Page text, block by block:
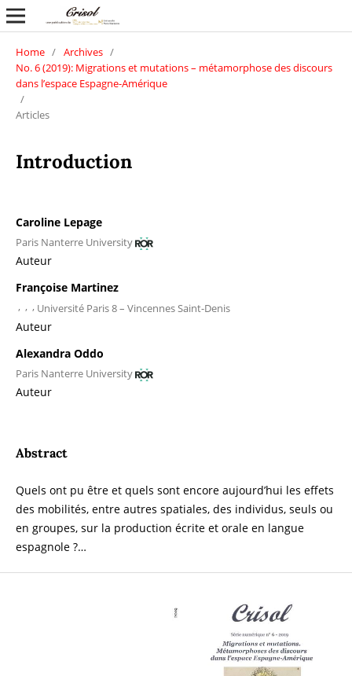
Home / Archives /
No. 6 (2019): Migrations et mutations – métamorphose des discours
dans l’espace Espagne-Amérique
/
Articles
Introduction
Caroline Lepage
Paris Nanterre University
Auteur
Françoise Martinez
, , , Université Paris 8 – Vincennes Saint-Denis
Auteur
Alexandra Oddo
Paris Nanterre University
Auteur
Abstract
Quels ont pu être et quels sont encore aujourd’hui les effets
des mobilités, entre autres spatiales, des individus, seuls ou
en groupes, sur la production écrite et orale en langue
espagnole ?…